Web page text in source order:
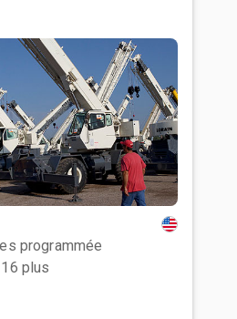
programmée
plus